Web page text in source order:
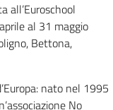
all’Euroschool
al 31 maggio
Bettona,
nato nel 1995
No